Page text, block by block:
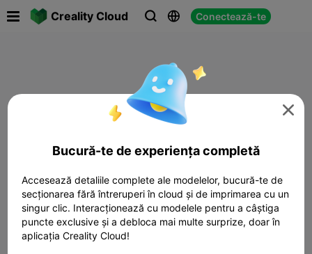
Creality Cloud   Conectează-te

Bucură-te de experiența completă
Accesează detaliile complete ale modelelor, bucură-te de
secționarea fără întreruperi în cloud și de imprimarea cu un
singur clic. Interacționează cu modelele pentru a câștiga
puncte exclusive și a debloca mai multe surprize, doar în
aplicația Creality Cloud!